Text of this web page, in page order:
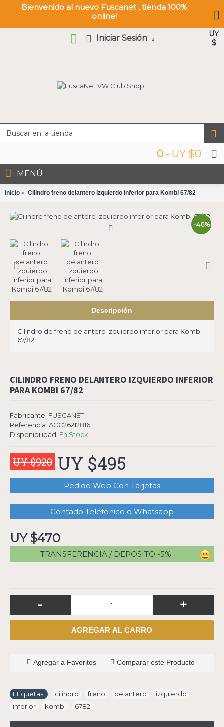
Bienvenido al nuevo Fuscanet , tienda 100%
online!
UY
$
Iniciar Sesión
0 - UY $0
MENÚ
Inicio Cilindro freno delantero izquierdo inferior para Kombi 67/82
-46%
Descripción
Cilindro de freno delantero izquierdo inferior para Kombi
67/82.
CILINDRO FRENO DELANTERO IZQUIERDO INFERIOR
PARA KOMBI 67/82
Fabricante: FUSCANET
Referencia: ACC26212816
Disponibilidad: En Stock
UY $920 UY $495
Pedido Web Con Tarjetas
Contado Telefonico o Whatsapp
UY $470
TRANSFERENCIA / DEPOSITO -5%
- +
AGREGAR AL CARRO
Agregar a Favoritos Comparar este Producto
Etiquetas: cilindro freno delantero izquierdo
inferior
kombi 6782